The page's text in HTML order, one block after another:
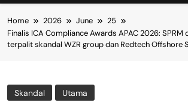
Home 2026 June
25
Finalis ICA Compliance Awards APAC 2026: SPRM
terpalit skandal WZR group dan Redtech Offshore
Skandal Utama